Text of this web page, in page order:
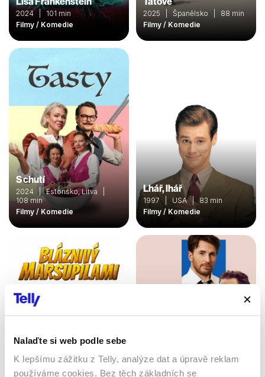
Nalaďte si web podle sebe
K lepšímu zážitku z Telly, analýze dat a úpravě reklam
používáme cookies. Bez těch základních se
2024 | 101 min
Filmy / Komedie
2025 | Španělsko | 88 min
Filmy / Komedie
S chutí
2024 | Estonsko, Litva |
108 min
Filmy / Komedie
Lhář, lhář
1997 | USA | 83 min
Filmy / Komedie
Bláznivý Marsupilami